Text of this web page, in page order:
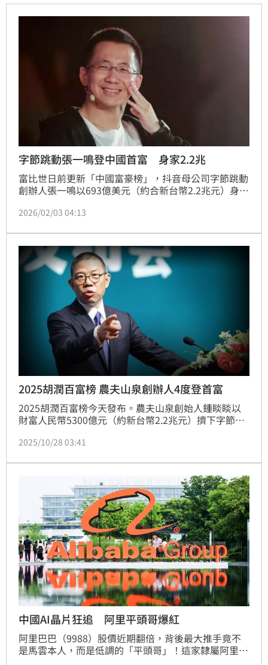
字節跳動張一鳴登中國首富 身家2.2兆
富比世日前更新「中國富豪榜」，抖音母公司字節跳動
創辦人張一鳴以693億美元（約合新台幣2.2兆元）身價
首富寶座。
2026/02/03 04:13
2025胡潤百富榜 農夫山泉創辦人4度登首富
2025胡潤百富榜今天發布。農夫山泉創始人鍾睒睒以
財富人民幣5300億元（約新台幣2.2兆元）擠下字節跳
騰位居百富榜第3位。
2025/10/28 03:41
中國AI晶片狂追 阿里平頭哥爆紅
阿里巴巴（9988）股價近期翻倍，背後最大推手竟不
是馬雲本人，而是低調的「平頭哥」！這家隸屬阿里的